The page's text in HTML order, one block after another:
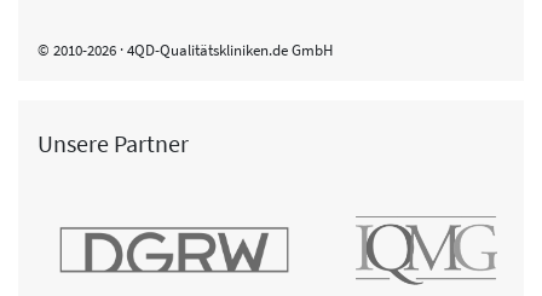
© 2010-2026 · 4QD-Qualitätskliniken.de GmbH
Unsere Partner